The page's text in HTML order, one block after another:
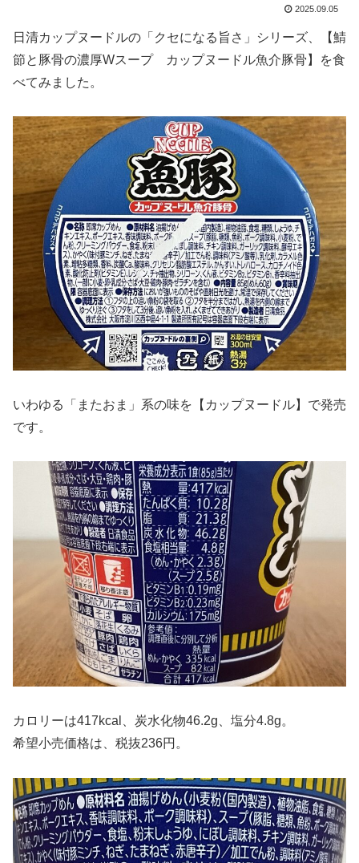
2025.09.05
日清カップヌードルの「クセになる旨さ」シリーズ、【鯖
節と豚骨の濃厚Wスープ カップヌードル魚介豚骨】を食
べてみました。
いわゆる「またおま」系の味を【カップヌードル】で発売
です。
カロリーは417kcal、炭水化物46.2g、塩分4.8g。
希望小売価格は、税抜236円。